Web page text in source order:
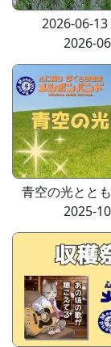
2026-06-
2026-
青空の光とと
2025-